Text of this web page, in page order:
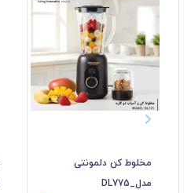
مخلوط کن دلمونتی
مدل_DL775